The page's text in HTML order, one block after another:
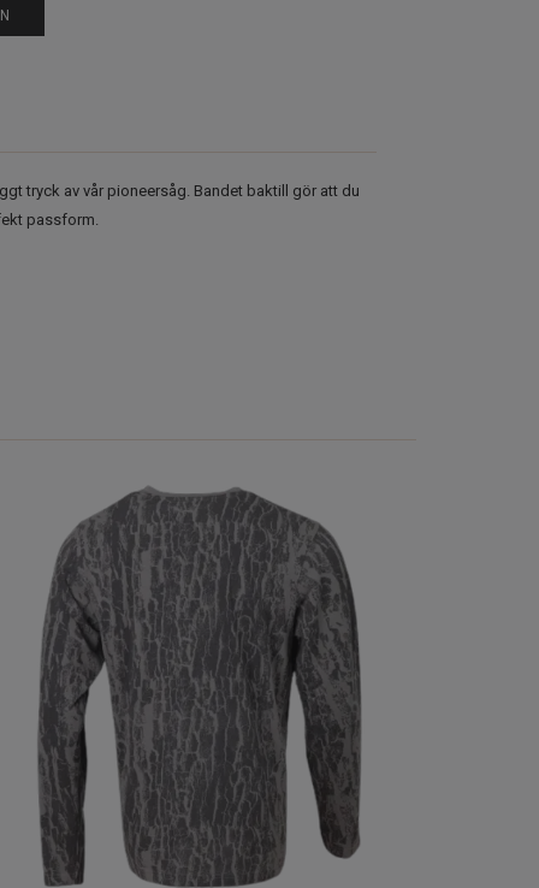
tryck av vår pioneersåg. Bandet baktill gör att du
passform.